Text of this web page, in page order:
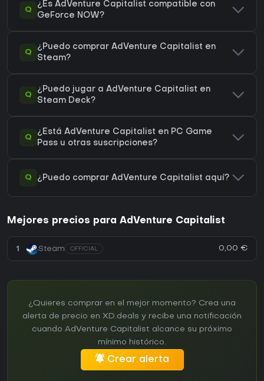
Q
¿Es AdVenture Capitalist compatible con
GeForce NOW?
Q
¿Puedo comprar AdVenture Capitalist en
Steam?
Q
¿Puedo jugar a AdVenture Capitalist en
Steam Deck?
Q
¿Está AdVenture Capitalist en PC Game
Pass u otras suscripciones?
Q ¿Puedo comprar AdVenture Capitalist aquí?
Mejores precios para AdVenture Capitalist
1 Steam OFFICIAL 0,00 €
¿Quieres comprar en el mejor momento? Crea una
alerta de precio en XD.deals y recibe una notificación
cuando AdVenture Capitalist alcance su próximo
mínimo histórico.
Crear alerta